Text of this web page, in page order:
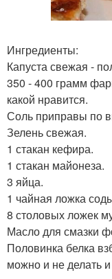
Ингредиенты:
Капуста свежая -
350 - 400 грамм
какой нравится.
Соль приправы по
Зелень свежая.
1 стакан кефира.
1 стакан майонеза.
3 яйца.
1 чайная ложка
8 столовых ложек
Масло для смазки
Половинка белка
можно и не делать